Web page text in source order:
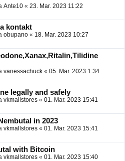
Ante10 « 23. Mar. 2023 11:22
kontakt
obupano « 18. Mar. 2023 10:27
vanessachuck « 05. Mar. 2023 1:34
legally and safely
vkmallstores « 01. Mar. 2023 15:41
in 2023
vkmallstores « 01. Mar. 2023 15:41
with Bitcoin
vkmallstores « 01. Mar. 2023 15:40